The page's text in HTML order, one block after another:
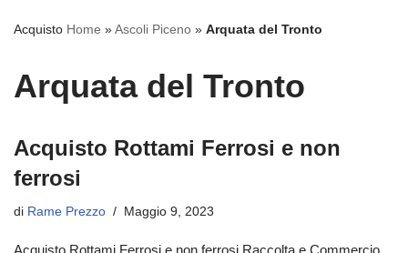
Acquisto Home »Ascoli Piceno » Arquata del Tronto
Arquata del Tronto
Acquisto Rottami Ferrosi e non
ferrosi
di Rame Prezzo Maggio 9, 2023
Acquisto Rottami Ferrosi e non ferrosi Raccolta e Commercio